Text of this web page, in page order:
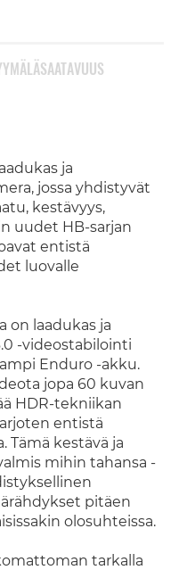
ja
jossa yhdistyvät
kestävyys,
uudet HB-sarjan
entistä
luovalle
on laadukas ja
-videostabilointi
Enduro -akku.
jopa 60 kuvan
HDR-tekniikan
entistä
Tämä kestävä ja
mihin tahansa -
pitäen
olosuhteissa.
tarkalla